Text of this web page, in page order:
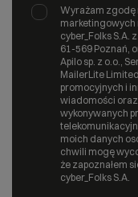
Wyrażam zgodę
marketingowych
cyber_Folks S.A.
61-569 Poznań,
Apilo sp. z o.o.,
MailerLite
promocyjnych i
wiadomości oraz
wykonywanych
moich danych
chwili mogę
że zapoznałem
cyber_Folks S.A.